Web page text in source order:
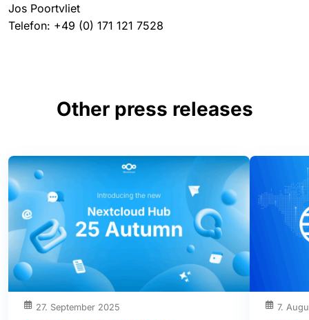
Jos Poortvliet
Telefon: +49 (0) 171 121 7528
Other press releases
27. September 2025 7.